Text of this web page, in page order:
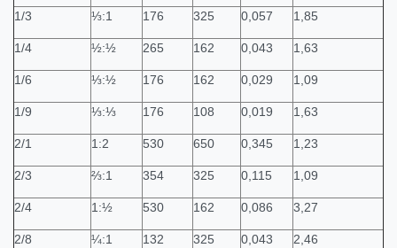
1/3 ⅓:1 176 325 0,057 1,85
1/4 ½:½ 265 162 0,043 1,63
1/6 ⅓:½ 176 162 0,029 1,09
1/9 ⅓:⅓ 176 108 0,019 1,63
2/1 1:2 530 650 0,345 1,23
2/3 ⅔:1 354 325 0,115 1,09
2/4 1:½ 530 162 0,086 3,27
2/8 ¼:1 132 325 0,043 2,46